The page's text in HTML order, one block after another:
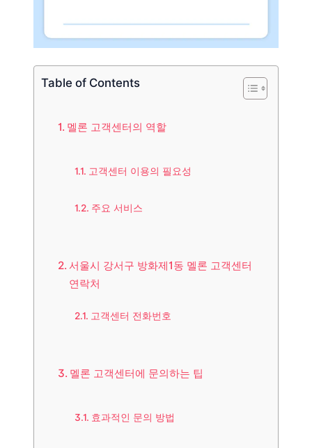
Table of Contents
멜론 고객센터의 역할
고객센터 이용의 필요성
주요 서비스
서울시 강서구 방화제1동 멜론 고객센터
연락처
고객센터 전화번호
멜론 고객센터에 문의하는 팁
효과적인 문의 방법